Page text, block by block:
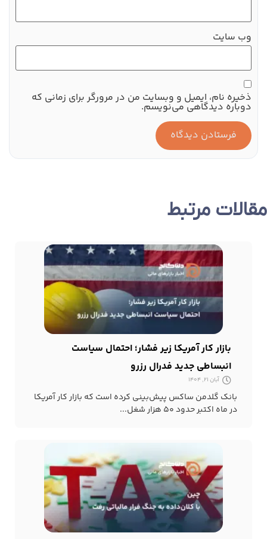
وب‌ سایت
ذخیره نام، ایمیل و وبسایت من در مرورگر برای زمانی که
دوباره دیدگاهی می‌نویسم.
مقالات مرتبط
بازار کار آمریکا زیر فشار؛ احتمال سیاست
انبساطی جدید فدرال رزرو
آبان 21, 1404
بانک گلدمن ساکس پیش‌بینی کرده است که بازار کار آمریکا
در ماه اکتبر حدود ۵۰ هزار شغل...